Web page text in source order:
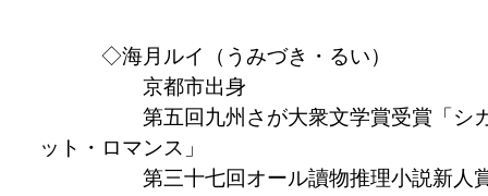
◇海月ルイ（うみづき・るい）
京都市出身
第五回九州さが大衆文学賞受賞「シ
ット・ロマンス」
第三十七回オール讀物推理小説新人